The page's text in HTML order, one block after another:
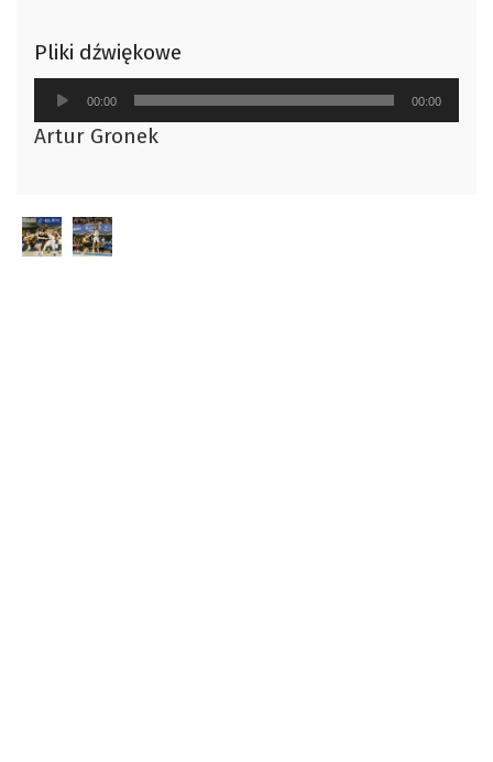
Pliki dźwiękowe
Odtwarzacz
plików
dźwiękowych
00:00 00:00
Artur Gronek